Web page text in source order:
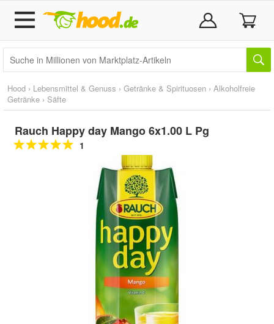
Hood › Lebensmittel & Genuss › Getränke & Spirituosen › Alkoholfreie
Getränke › Säfte
Rauch Happy day Mango 6x1.00 L Pg
1